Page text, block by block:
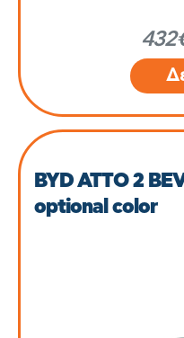
BYD ATTO 2
optional color